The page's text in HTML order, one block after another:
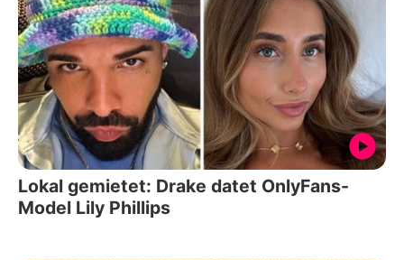
Lokal gemietet: Drake datet OnlyFans-
Model Lily Phillips